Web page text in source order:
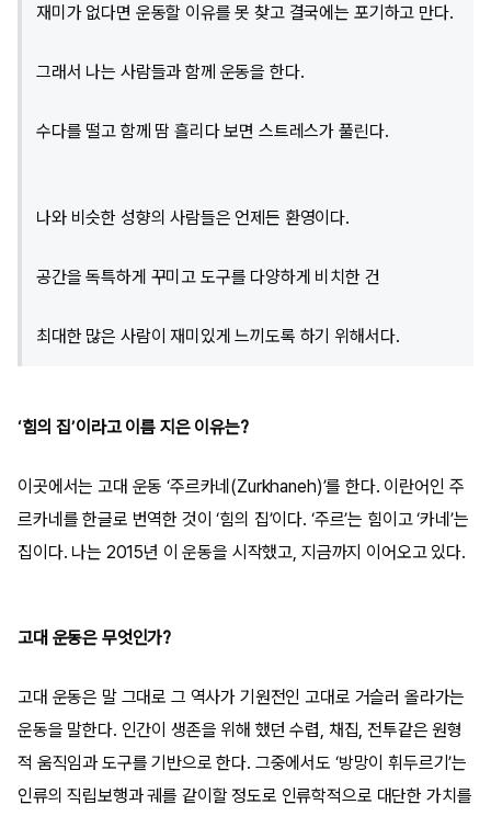
재미가 없다면 운동할 이유를 못 찾고 결국에는 포기하고 만다.
그래서 나는 사람들과 함께 운동을 한다.
수다를 떨고 함께 땀 흘리다 보면 스트레스가 풀린다.
나와 비슷한 성향의 사람들은 언제든 환영이다.
공간을 독특하게 꾸미고 도구를 다양하게 비치한 건
최대한 많은 사람이 재미있게 느끼도록 하기 위해서다.
‘힘의 집’이라고 이름 지은 이유는?
이곳에서는 고대 운동 ‘주르카네(Zurkhaneh)’를 한다. 이란어인 주
르카네를 한글로 번역한 것이 ‘힘의 집’이다. ‘주르’는 힘이고 ‘카네’는
집이다. 나는 2015년 이 운동을 시작했고, 지금까지 이어오고 있다.
고대 운동은 무엇인가?
고대 운동은 말 그대로 그 역사가 기원전인 고대로 거슬러 올라가는
운동을 말한다. 인간이 생존을 위해 했던 수렵, 채집, 전투같은 원형
적 움직임과 도구를 기반으로 한다. 그중에서도 ‘방망이 휘두르기’는
인류의 직립보행과 궤를 같이할 정도로 인류학적으로 대단한 가치를